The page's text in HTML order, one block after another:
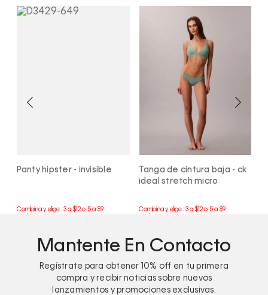
Panty hipster - invisible
Tanga de cintura baja - ck
ideal stretch micro
Mantente En Contacto
Regístrate para obtener 10% off en tu primera
compra y recibir noticias sobre nuevos
lanzamientos y promociones exclusivas.